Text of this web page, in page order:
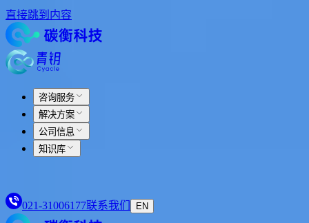
直接跳到内容
咨询服务
解决方案
公司信息
知识库
021-31006177联系我们 EN